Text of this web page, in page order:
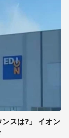
スは?」 イオン